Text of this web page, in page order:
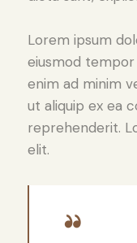
Lorem ipsum
eiusmod
enim ad minim
ut aliquip ex ea
reprehenderit.
elit.